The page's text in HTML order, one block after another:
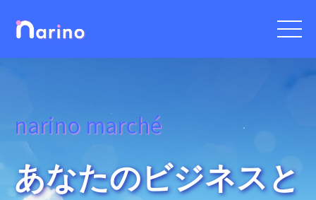
narino marché
あなたのビジネスと